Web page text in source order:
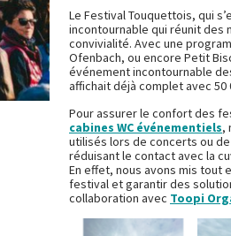
Le Festival Touquettois, qui
incontournable qui réunit des
convivialité. Avec une
Ofenbach, ou encore Petit
événement incontournable
affichait déjà complet avec
Pour assurer le confort des
cabines WC événementiels,
utilisés lors de concerts ou
réduisant le contact avec la
En effet, nous avons mis tout
festival et garantir des
collaboration avec Toopi